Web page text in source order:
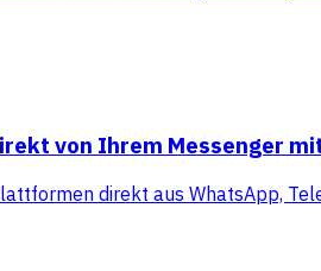
von Ihrem Messenger
direkt aus WhatsApp,